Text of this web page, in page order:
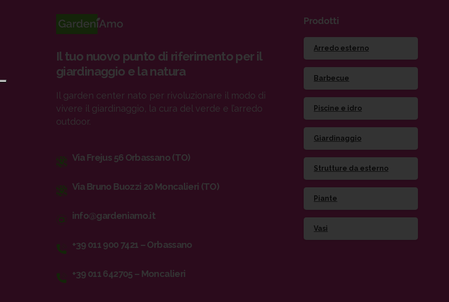
Il tuo nuovo punto di riferimento per il
giardinaggio e la natura
Il garden center nato per rivoluzionare il modo di
vivere il giardinaggio, la cura del verde e l’arredo
outdoor.
Via Frejus 56 Orbassano (TO)
Via Bruno Buozzi 20 Moncalieri (TO)
info@gardeniamo.it
+39 011 900 7421 – Orbassano
+39 011 642705 – Moncalieri
Prodotti
Arredo esterno
Barbecue
Piscine e idro
Giardinaggio
Strutture da esterno
Piante
Vasi